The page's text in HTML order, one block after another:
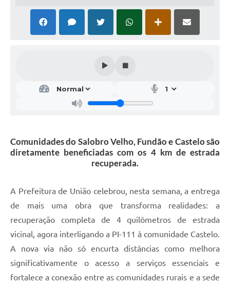
Comunidades do Salobro Velho, Fundão e Castelo são
diretamente beneficiadas com os 4 km de estrada
recuperada.
A Prefeitura de União celebrou, nesta semana, a entrega
de mais uma obra que transforma realidades: a
recuperação completa de 4 quilômetros de estrada
vicinal, agora interligando a PI-111 à comunidade Castelo.
A nova via não só encurta distâncias como melhora
significativamente o acesso a serviços essenciais e
fortalece a conexão entre as comunidades rurais e a sede